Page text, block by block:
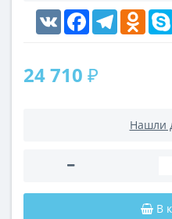
VK FacebookTelegram
24 710 ₽
Нашли
В